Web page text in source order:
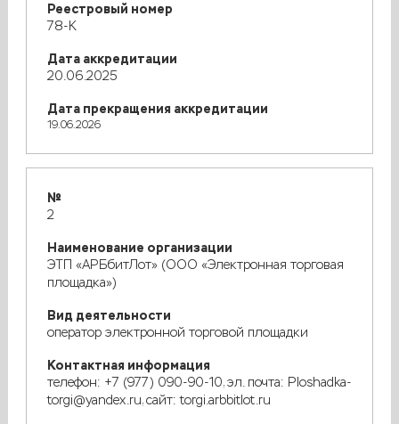
Реестровый номер
78-К
Дата аккредитации
20.06.2025
Дата прекращения аккредитации
19.06.2026
№
2
Наименование организации
ЭТП «АРБбитЛот» (ООО «Электронная торговая
площадка»)
Вид деятельности
оператор электронной торговой площадки
Контактная информация
телефон: +7 (977) 090-90-10, эл. почта: Ploshadka-
torgi@yandex.ru, сайт: torgi.arbbitlot.ru